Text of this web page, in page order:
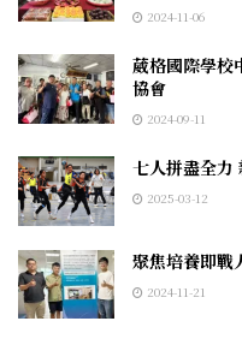
2024-11-06
葳格國際學
協會
2024-09-11
七人拼盡全力
2025-03-12
聚焦培養即戰
2024-11-21